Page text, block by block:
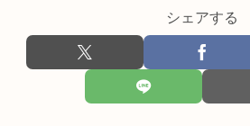
シェアする